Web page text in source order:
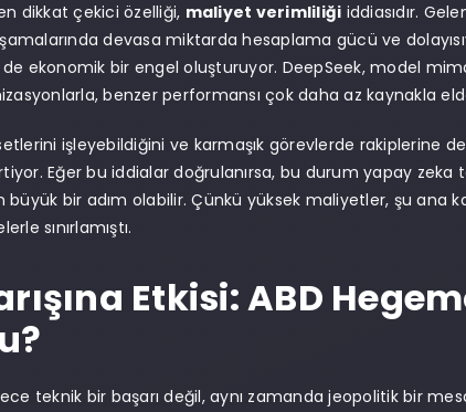
dikkat çekici özelliği, maliyet verimliliği iddiasıdır.
devasa miktarda hesaplama gücü ve
ekonomik bir engel oluşturuyor. DeepSeek, model
benzer performansı çok daha az kaynakla
işleyebildiğini ve karmaşık görevlerde rakiplerine
Eğer bu iddialar doğrulanırsa, bu durum yapay zeka
büyük bir adım olabilir. Çünkü yüksek maliyetler, şu ana
sınırlamıştı.
Etkisi: ABD
teknik bir başarı değil, aynı zamanda jeopolitik bir